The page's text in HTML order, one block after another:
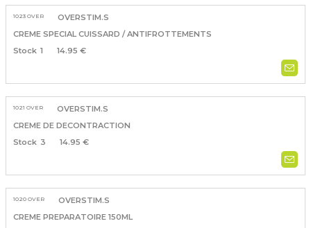
1023 OVER
OVERSTIM.S
CREME SPECIAL CUISSARD / ANTIFROTTEMENTS
1
14.95 €
1021 OVER
OVERSTIM.S
CREME DE DECONTRACTION
3
14.95 €
1020 OVER
OVERSTIM.S
CREME PREPARATOIRE 150ML